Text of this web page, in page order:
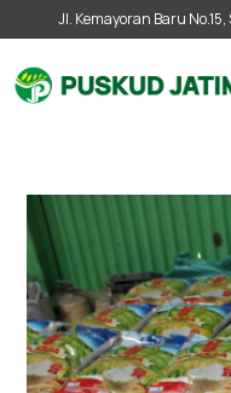
Jl. Kemayoran Baru